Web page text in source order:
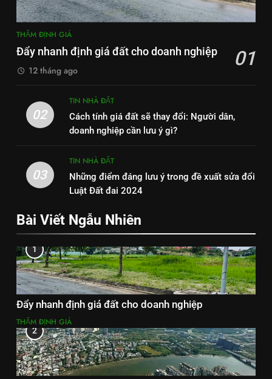
THẨM ĐỊNH GIÁ
Đẩy nhanh định giá đất cho doanh nghiệp 01
12 tháng ago
02
TIN NHÀ ĐẤT
Cách tính giá đất sẽ thay đổi: Người dân,
doanh nghiệp cần lưu ý gì?
03
TIN NHÀ ĐẤT
Những điểm đáng lưu ý trong đề xuất sửa đổi
Luật Đất đai 2024
Bài Viết Ngẫu Nhiên
1
Đẩy nhanh định giá đất cho doanh nghiệp
THẨM ĐỊNH GIÁ
2